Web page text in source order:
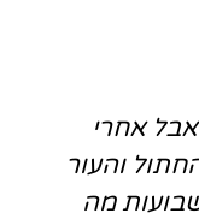
אחרי
והעור
מה